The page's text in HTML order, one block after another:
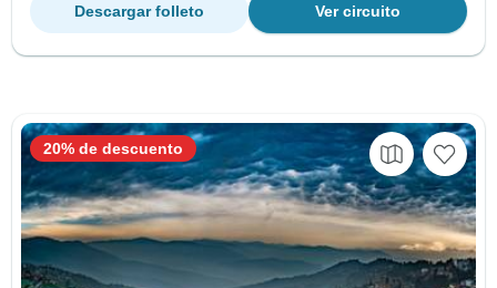
Ver circuito
Descargar folleto
20% de descuento